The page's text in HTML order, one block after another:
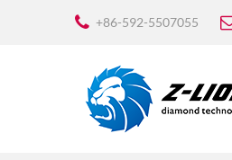
+86-592-5507055